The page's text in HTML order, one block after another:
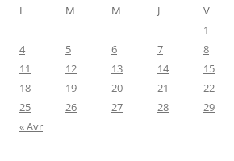
L
M M J V
1
4
5 6 7 8
11
12 13 14 15
18
19 20 21 22
25
26 27 28 29
« Avr